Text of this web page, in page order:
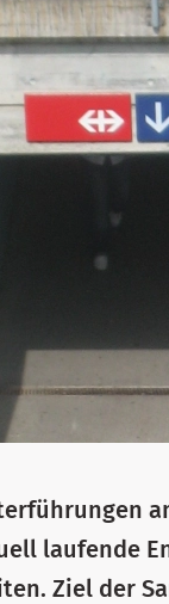
laufende
Ziel der